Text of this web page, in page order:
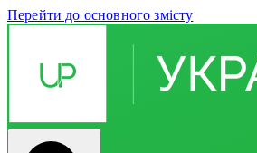
Перейти до основного змісту